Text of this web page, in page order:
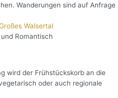
Wanderungen sind auf Anfrage
Walsertal
Romantisch
wird der Frühstückskorb an die
oder auch regionale